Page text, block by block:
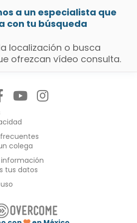
a un especialista que
con tu búsqueda
localización o busca
ofrezcan vídeo consulta.
colega
información
tus datos